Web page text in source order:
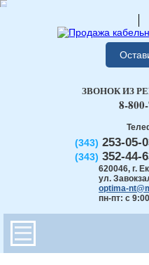
(343) 253-05-
(343) 352-44-
620046, г.
ул.
optima-
пн-пт: с
ЗВОНОК ИЗ
8-